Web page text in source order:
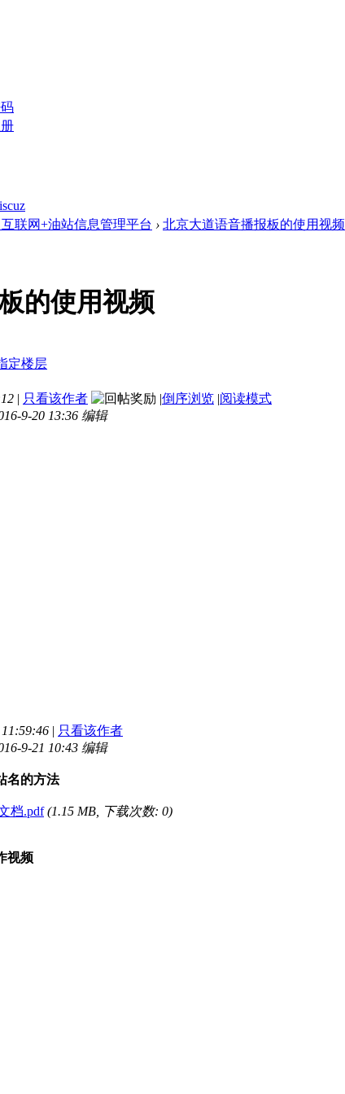
联网+油站信息管理平台 › 北京大道语音播报板的使用视频
的使用视频
| 只看该作者 |倒序浏览 |阅读模式
9-20 13:36 编辑
| 只看该作者
9-21 10:43 编辑
名的方法
档.pdf (1.15 MB, 下载次数: 0)
视频